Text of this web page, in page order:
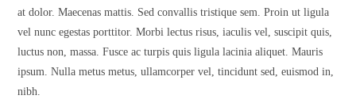
at dolor. Maecenas mattis. Sed convallis tristique sem. Proin ut ligula
vel nunc egestas porttitor. Morbi lectus risus, iaculis vel, suscipit quis,
luctus non, massa. Fusce ac turpis quis ligula lacinia aliquet. Mauris
ipsum. Nulla metus metus, ullamcorper vel, tincidunt sed, euismod in,
nibh.